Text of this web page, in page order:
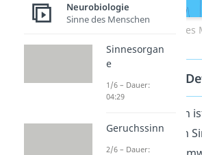
5 Sinne
Sinnesorgan
Ein Sinnesorgan
das mithilfe von
Neurobiologie
Sinne des Menschen
Sinnesorgan
e
1/6 – Dauer:
04:29
Geruchssinn
2/6 – Dauer: